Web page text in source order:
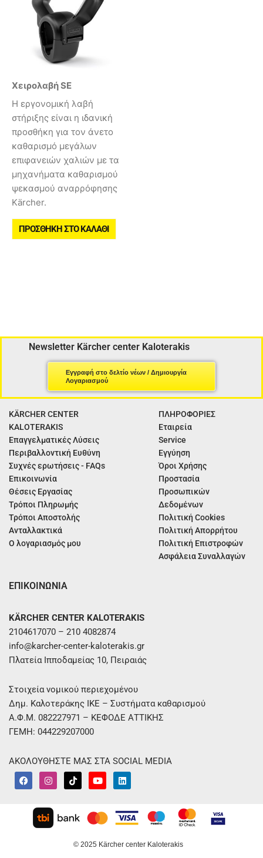
Χειρολαβή SE
Η εργονομική λαβή
στήριξης είναι η ιδανική
προσθήκη για τον άνετο
καθαρισμό μεγάλων
επιφανειών χαλιών με τα
μηχανήματα καθαρισμού
ψεκασμού αναρρόφησης
Kärcher.
ΠΡΟΣΘΉΚΗ ΣΤΟ ΚΑΛΆΘΙ
Newsletter Kärcher center Kaloterakis
Εγγραφή στο δελτίο νέων / Δημιουργία
Λογαριασμού
KÄRCHER CENTER
KALOTERAKIS
Επαγγελματικές Λύσεις
Περιβαλλοντική Ευθύνη
Συχνές ερωτήσεις - FAQs
Επικοινωνία
Θέσεις Εργασίας
Τρόποι Πληρωμής
Τρόποι Αποστολής
Ανταλλακτικά
Ο λογαριασμός μου
ΠΛΗΡΟΦΟΡΙΕΣ
Εταιρεία
Service
Εγγύηση
Όροι Χρήσης
Προστασία
Προσωπικών
Δεδομένων
Πολιτική Cookies
Πολιτική Απορρήτου
Πολιτική Επιστροφών
Ασφάλεια Συναλλαγών
ΕΠΙΚΟΙΝΩΝΙΑ
KÄRCHER CENTER KALOTERAKIS
2104617070 – 210 4082874
info@karcher-center-kaloterakis.gr
Πλατεία Ιπποδαμείας 10, Πειραιάς
Στοιχεία νομικού περιεχομένου
Δημ. Καλοτεράκης ΙΚΕ – Συστήματα καθαρισμού
Α.Φ.Μ. 082227971 – ΚΕΦΟΔΕ ΑΤΤΙΚΗΣ
ΓΕΜΗ: 044229207000
ΑΚΟΛΟΥΘΗΣΤΕ ΜΑΣ ΣΤΑ SOCIAL MEDIA
F
a
c
I
n
s
a
g
r
T
i
k
k
Y
o
u
u
b
e
L
i
n
e
d
i
© 2025 Kärcher center Kaloterakis